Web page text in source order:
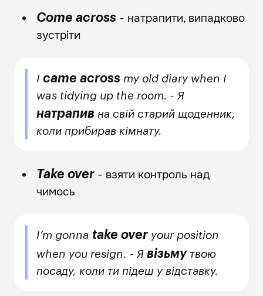
Come across - натрапити, випадково
зустріти
Icame across my old diary when I
was tidying up the room. - Я
натрапив на свій старий щоденник,
коли прибирав кімнату.
Take over - взяти контроль над
чимось
I’m gonna take over your position
when you resign. - Явізьмутвою
посаду, коли ти підеш у відставку.